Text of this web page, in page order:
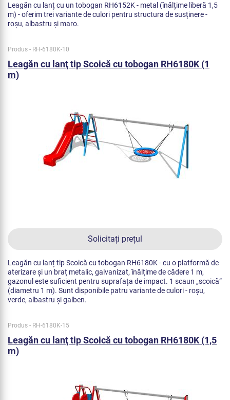
Leagăn cu lanț cu un tobogan RH6152K - metal (înălțime liberă 1,5
m) - oferim trei variante de culori pentru structura de susținere -
roșu, albastru și maro.
Produs - RH-6180K-10
Leagăn cu lanţ tip Scoică cu tobogan RH6180K (1
m)
Solicitați prețul
Leagăn cu lanț tip Scoică cu tobogan RH6180K - cu o platformă de
aterizare și un braț metalic, galvanizat, înălțime de cădere 1 m,
gazonul este suficient pentru suprafața de impact. 1 scaun „scoică”
(diametru 1 m). Sunt disponibile patru variante de culori - roșu,
verde, albastru și galben.
Produs - RH-6180K-15
Leagăn cu lanţ tip Scoică cu tobogan RH6180K (1,5
m)